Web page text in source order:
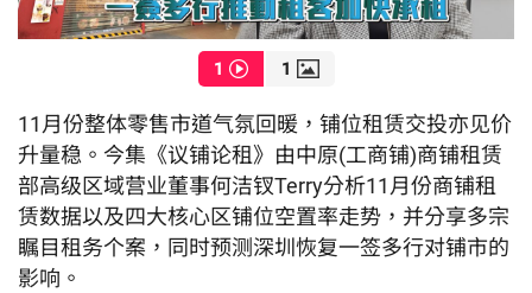
1 1
11月份整体零售市道气氛回暖，铺位租赁交投亦见价
升量稳。今集《议铺论租》由中原(工商铺)商铺租赁
部高级区域营业董事何洁钗Terry分析11月份商铺租
赁数据以及四大核心区铺位空置率走势，并分享多宗
瞩目租务个案，同时预测深圳恢复一签多行对铺市的
影响。